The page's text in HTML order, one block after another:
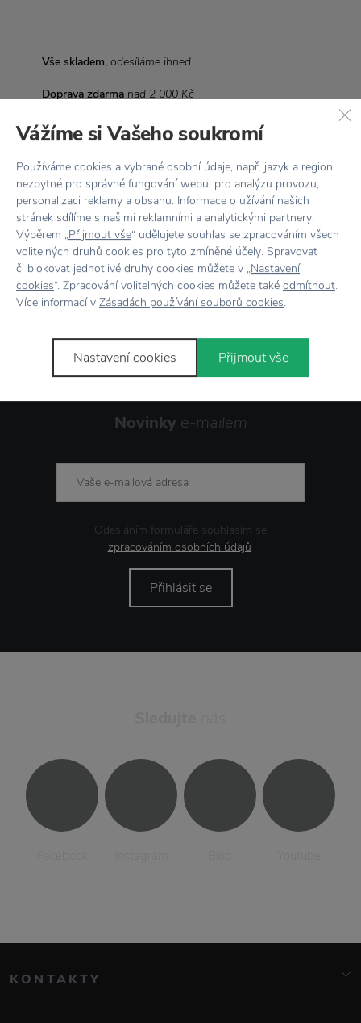
Vše skladem, odesíláme ihned
Doprava zdarma nad 2 000 Kč
Vrácení zboží do 30 dnů
7500+ produktů na výběr
Showroom ve Zlíně
Stojí zapozornost
Novinky e-mailem
Odesláním formuláře souhlasím se
zpracováním osobních údajů.
Přihlásit se
KONTAKTY
Vážíme si Vašeho soukromí
Používáme cookies a vybrané osobní údaje, např. jazyk a region,
nezbytné pro správné fungování webu, pro analýzu provozu,
personalizaci reklamy a obsahu. Informace o užívání našich
stránek sdílíme s našimi reklamními a analytickými partnery.
Výběrem „Přijmout vše“ udělujete souhlas se zpracováním všech
volitelných druhů cookies pro tyto zmíněné účely. Spravovat
či blokovat jednotlivé druhy cookies můžete v „Nastavení
cookies“. Zpracování volitelných cookies můžete také odmítnout.
Více informací v Zásadách používání souborů cookies.
Nastavení cookies Přijmout vše